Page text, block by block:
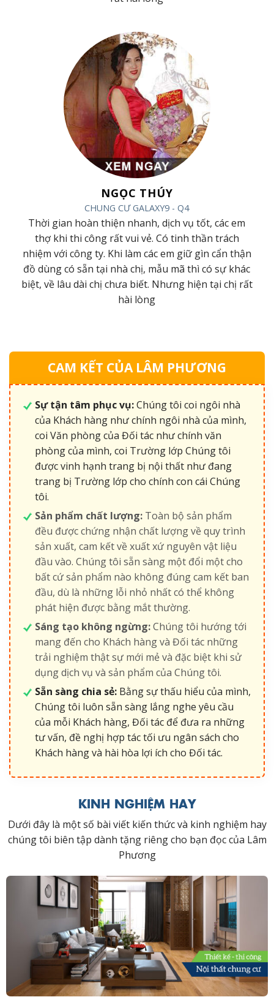
NGỌC THÚY
CHUNG CƯ GALAXY9 - Q4
Thời gian hoàn thiện nhanh, dịch vụ tốt, các em
thợ khi thi công rất vui vẻ. Có tinh thần trách
nhiệm với công ty. Khi làm các em giữ gìn cẩn thận
đồ dùng có sẵn tại nhà chị, mẫu mã thì có sự khác
biệt, về lâu dài chị chưa biết. Nhưng hiện tại chị rất
hài lòng
CAM KẾT CỦA LÂM PHƯƠNG
Sự tận tâm phục vụ:Chúng tôi coi ngôi nhà
của Khách hàng như chính ngôi nhà của mình,
coi Văn phòng của Đối tác như chính văn
phòng của mình, coi Trường lớp Chúng tôi
được vinh hạnh trang bị nội thất như đang
trang bị Trường lớp cho chính con cái Chúng
tôi.
Sản phẩm chất lượng: Toàn bộ sản phẩm
đều được chứng nhận chất lượng về quy trình
sản xuất, cam kết về xuất xứ nguyên vật liệu
đầu vào. Chúng tôi sẵn sàng một đổi một cho
bất cứ sản phẩm nào không đúng cam kết ban
đầu, dù là những lỗi nhỏ nhất có thể không
phát hiện được bằng mắt thường.
Sáng tạo không ngừng:Chúng tôi hướng tới
mang đến cho Khách hàng và Đối tác những
trải nghiệm thật sự mới mẻ và đặc biệt khi sử
dụng dịch vụ và sản phẩm của Chúng tôi.
Sẵn sàng chia sẻ: Bằng sự thấu hiểu của mình,
Chúng tôi luôn sẵn sàng lắng nghe yêu cầu
của mỗi Khách hàng, Đối tác để đưa ra những
tư vấn, đề nghị hợp tác tối ưu ngân sách cho
Khách hàng và hài hòa lợi ích cho Đối tác.
KINH NGHIỆM HAY
Dưới đây là một số bài viết kiến thức và kinh nghiệm hay
chúng tôi biên tập dành tặng riêng cho bạn đọc của Lâm
Phương